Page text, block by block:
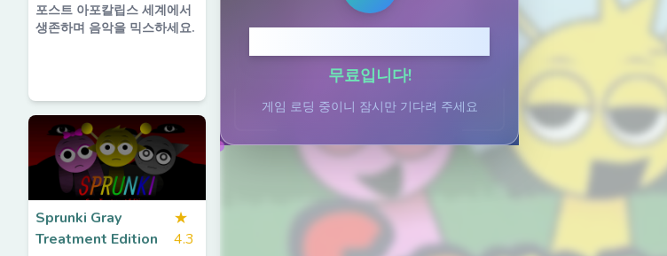
포스트 아포칼립스 세계에서
생존하며 음악을 믹스하세요.
무료입니다!
게임 로딩 중이니 잠시만 기다려 주세요
Sprunki Gray
Treatment Edition
★
4.3